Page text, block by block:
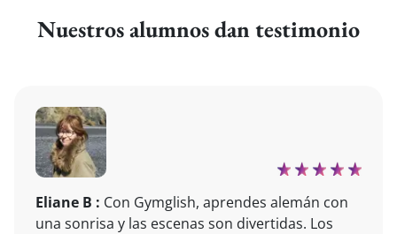
Nuestros alumnos dan testimonio
Eliane B : Con Gymglish, aprendes alemán con
una sonrisa y las escenas son divertidas. Los